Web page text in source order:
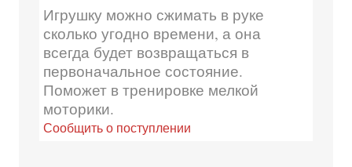
Игрушку можно сжимать в руке
сколько угодно времени, а она
всегда будет возвращаться в
первоначальное состояние.
Поможет в тренировке мелкой
моторики.
Сообщить о поступлении